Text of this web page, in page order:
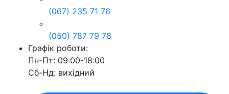
(067) 235 71 76
(050) 787 79 78
Графік роботи:
Пн-Пт: 09:00-18:00
Сб-Нд: вихідний